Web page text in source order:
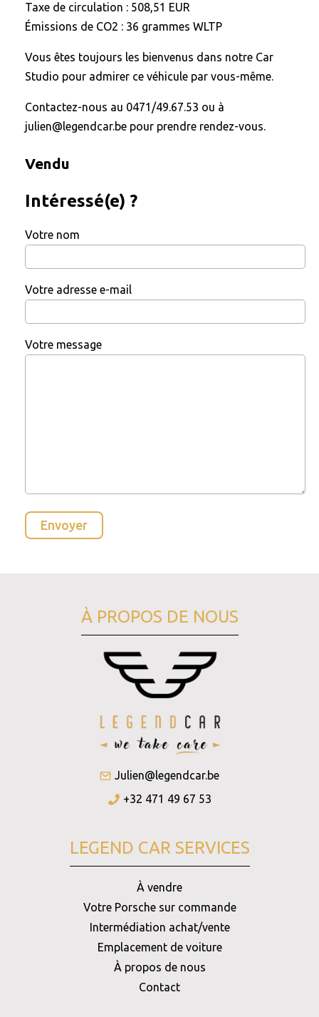
Taxe de circulation : 508,51 EUR
Émissions de CO2 : 36 grammes WLTP
Vous êtes toujours les bienvenus dans notre Car
Studio pour admirer ce véhicule par vous-même.
Contactez-nous au 0471/49.67.53 ou à
julien@legendcar.be pour prendre rendez-vous.
Vendu
Intéressé(e) ?
Votre nom
Votre adresse e-mail
Votre message
À PROPOS DE NOUS
Julien@legendcar.be
+32 471 49 67 53
LEGEND CAR SERVICES
À vendre
Votre Porsche sur commande
Intermédiation achat/vente
Emplacement de voiture
À propos de nous
Contact